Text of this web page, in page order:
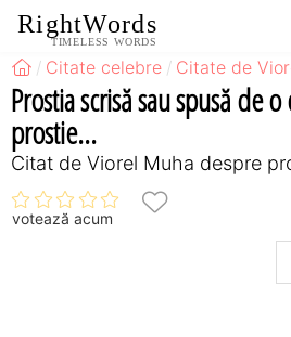
RightWords
TIMELESS WORDS
Citate celebre Citate de
Prostia scrisă sau spusă de
prostie...
Citat de Viorel Muha despre
votează acum